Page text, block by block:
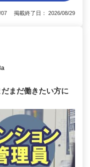
07 掲載終了日： 2026/08/29
まだ働きたい方に